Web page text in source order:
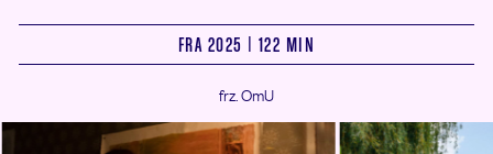
FRA 2025 | 122 MIN
frz. OmU